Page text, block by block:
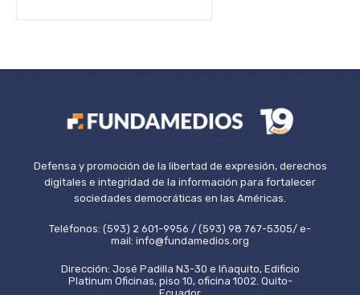
Defensa y promoción de la libertad de expresión, derechos
digitales e integridad de la información para fortalecer
sociedades democráticas en las Américas.
Teléfonos: (593) 2 601-9956 / (593) 98 767-5305/ e-
mail: info@fundamedios.org
Dirección: José Padilla N3-30 e Iñaquito, Edificio
Platinum Oficinas, piso 10, oficina 1002. Quito-